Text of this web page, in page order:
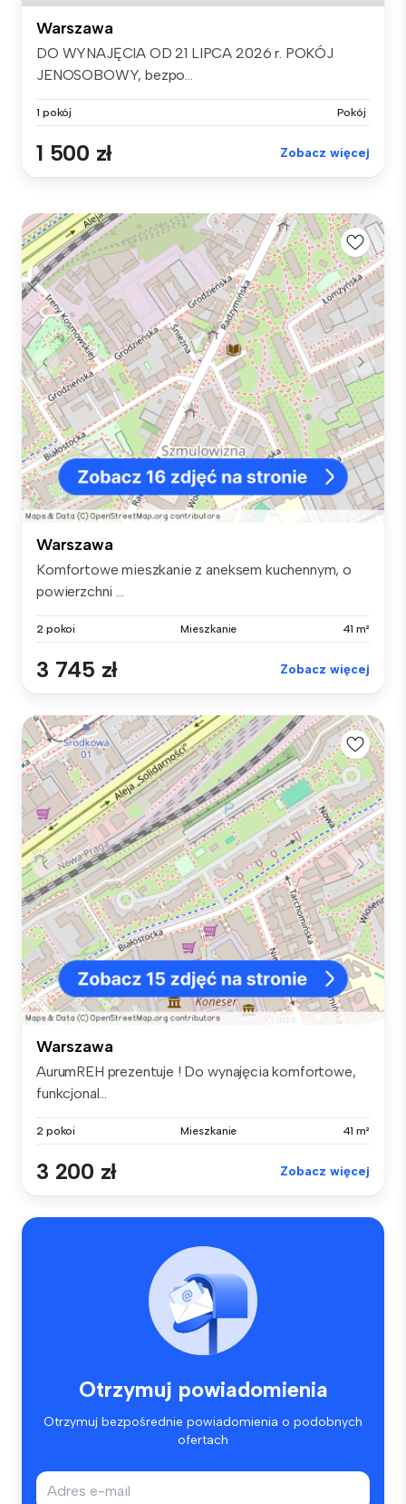
Warszawa
DO WYNAJĘCIA OD 21 LIPCA 2026 r. POKÓJ
JENOSOBOWY, bezpo...
1 pokój Pokój
1 500 zł Zobacz więcej
Warszawa
Komfortowe mieszkanie z aneksem kuchennym, o
powierzchni ...
2 pokoi Mieszkanie 41 m²
3 745 zł Zobacz więcej
Warszawa
AurumREH prezentuje ! Do wynajęcia komfortowe,
funkcjonal...
2 pokoi Mieszkanie 41 m²
3 200 zł Zobacz więcej
Otrzymuj powiadomienia
Otrzymuj bezpośrednie powiadomienia o podobnych
ofertach